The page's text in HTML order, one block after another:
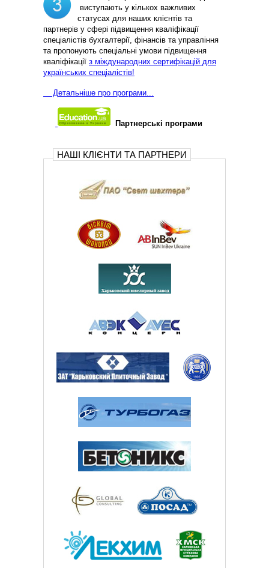
виступають у кількох важливих
статусах для наших клієнтів та
партнерів у сфері підвищення кваліфікації
спеціалістів бухгалтерії, фінансів та управління
та пропонують спеціальні умови підвищення
кваліфікації з міждународних сертифікацій для
українських спеціалістів!
Детальніше про програми...
Партнерські програми
НАШІ КЛІЄНТИ ТА ПАРТНЕРИ